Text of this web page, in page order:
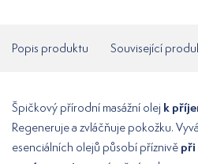
Popis produktu Související
Špičkový přírodní masážní olej k
Regeneruje a zvláčňuje pokožku.
esenciálních olejů působí příznivě